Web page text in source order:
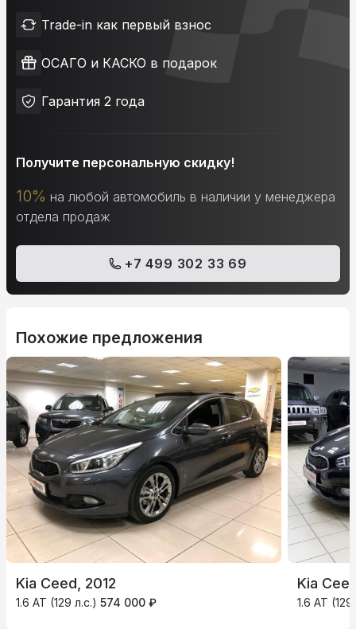
Trade-in как первый взнос
ОСАГО и КАСКО в подарок
Гарантия 2 года
Получите персональную скидку!
10% на любой автомобиль в наличии у менеджера
отдела продаж
+7 499 302 33 69
Похожие предложения
Kia Ceed, 2012
1.6 AT (129 л.с.) 574 000 ₽
Kia
1.6 AT